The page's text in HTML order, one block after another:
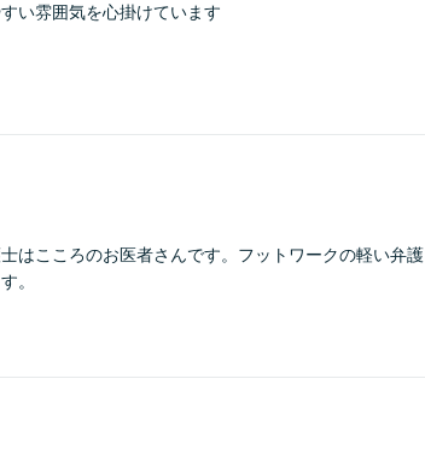
い雰囲気を心掛けています
はこころのお医者さんです。フットワークの軽い弁護
。